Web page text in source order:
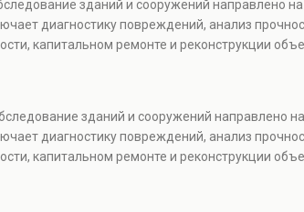
зданий и сооружений направлено
диагностику повреждений, анализ
капитальном ремонте и реконструкции
зданий и сооружений направлено
диагностику повреждений, анализ
капитальном ремонте и реконструкции